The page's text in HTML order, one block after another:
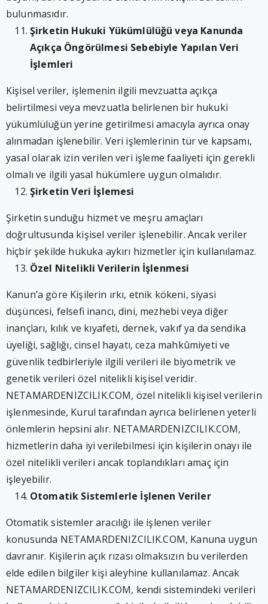
bulunmasıdır.
Şirketin Hukuki Yükümlülüğü veya Kanunda
Açıkça Öngörülmesi Sebebiyle Yapılan Veri
İşlemleri
Kişisel veriler, işlemenin ilgili mevzuatta açıkça
belirtilmesi veya mevzuatla belirlenen bir hukuki
yükümlülüğün yerine getirilmesi amacıyla ayrıca onay
alınmadan işlenebilir. Veri işlemlerinin tür ve kapsamı,
yasal olarak izin verilen veri işleme faaliyeti için gerekli
olmalı ve ilgili yasal hükümlere uygun olmalıdır.
Şirketin Veri İşlemesi
Şirketin sunduğu hizmet ve meşru amaçları
doğrultusunda kişisel veriler işlenebilir. Ancak veriler
hiçbir şekilde hukuka aykırı hizmetler için kullanılamaz.
Özel Nitelikli Verilerin İşlenmesi
Kanun’a göre Kişilerin ırkı, etnik kökeni, siyasi
düşüncesi, felsefi inancı, dini, mezhebi veya diğer
inançları, kılık ve kıyafeti, dernek, vakıf ya da sendika
üyeliği, sağlığı, cinsel hayatı, ceza mahkûmiyeti ve
güvenlik tedbirleriyle ilgili verileri ile biyometrik ve
genetik verileri özel nitelikli kişisel veridir.
NETAMARDENIZCILIK.COM, özel nitelikli kişisel verilerin
işlenmesinde, Kurul tarafından ayrıca belirlenen yeterli
önlemlerin hepsini alır. NETAMARDENIZCILIK.COM,
hizmetlerin daha iyi verilebilmesi için kişilerin onayı ile
özel nitelikli verileri ancak toplandıkları amaç için
işleyebilir.
Otomatik Sistemlerle İşlenen Veriler
Otomatik sistemler aracılığı ile işlenen veriler
konusunda NETAMARDENIZCILIK.COM, Kanuna uygun
davranır. Kişilerin açık rızası olmaksızın bu verilerden
elde edilen bilgiler kişi aleyhine kullanılamaz. Ancak
NETAMARDENIZCILIK.COM, kendi sistemindeki verileri